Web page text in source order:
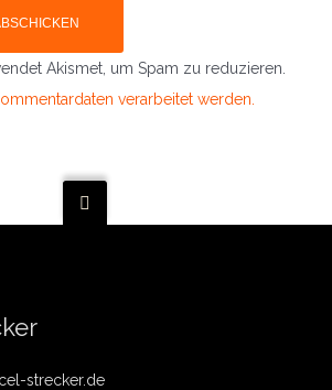
Akismet, um Spam zu reduzieren.
verarbeitet werden.
strecker.de